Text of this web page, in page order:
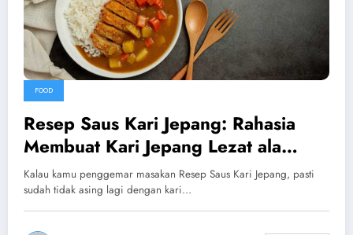
FOOD
Resep Saus Kari Jepang: Rahasia
Membuat Kari Jepang Lezat ala
Rumahan
Kalau kamu penggemar masakan Resep Saus Kari Jepang, pasti
sudah tidak asing lagi dengan kari…